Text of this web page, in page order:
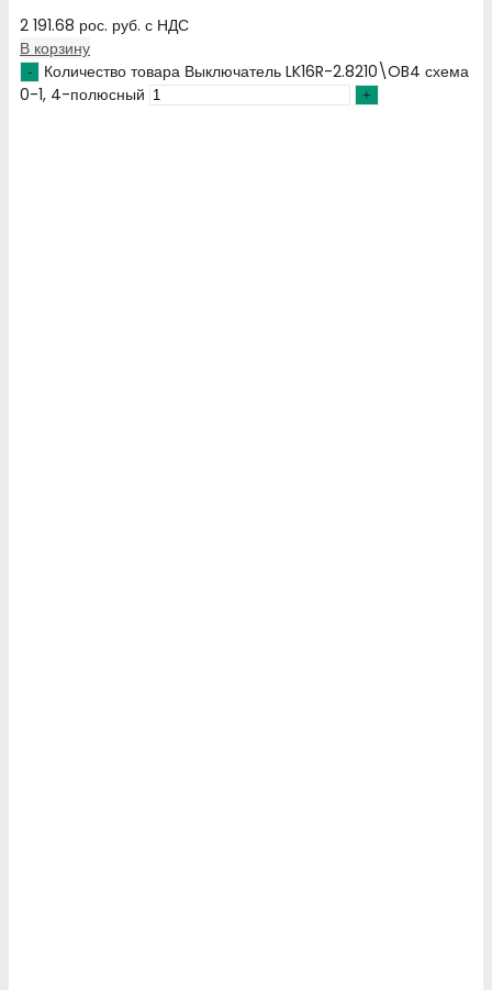
2 191.68 рос. руб. с НДС
В корзину
Количество товара Выключатель LK16R-2.8210\OB4 схема
0-1, 4-полюсный